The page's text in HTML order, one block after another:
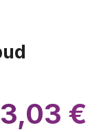
3,03 €